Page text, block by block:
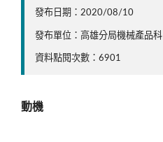
發布日期：2020/08/10
發布單位：高雄分局機械產品科
資料點閱次數：6901
動機